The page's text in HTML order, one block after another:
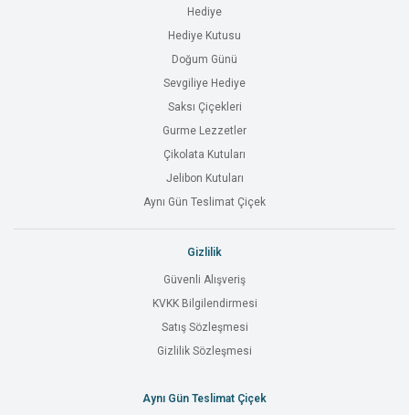
Hediye
Hediye Kutusu
Doğum Günü
Sevgiliye Hediye
Saksı Çiçekleri
Gurme Lezzetler
Çikolata Kutuları
Jelibon Kutuları
Aynı Gün Teslimat Çiçek
Gizlilik
Güvenli Alışveriş
KVKK Bilgilendirmesi
Satış Sözleşmesi
Gizlilik Sözleşmesi
Aynı Gün Teslimat Çiçek